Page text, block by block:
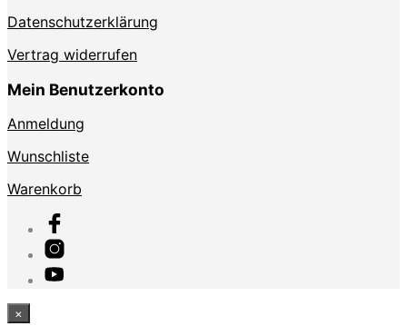
Datenschutzerklärung
Vertrag widerrufen
Mein Benutzerkonto
Anmeldung
Wunschliste
Warenkorb
×